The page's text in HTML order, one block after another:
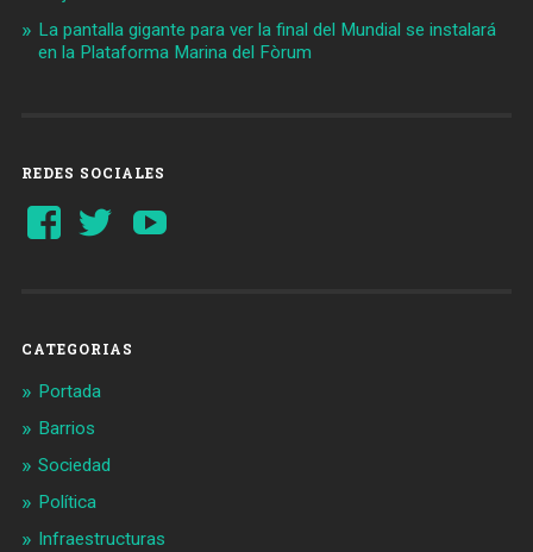
La pantalla gigante para ver la final del Mundial se instalará
en la Plataforma Marina del Fòrum
REDES SOCIALES
Ver
perfil
Ver
perfil
CATEGORIAS
Portada
Barrios
Sociedad
Política
Infraestructuras